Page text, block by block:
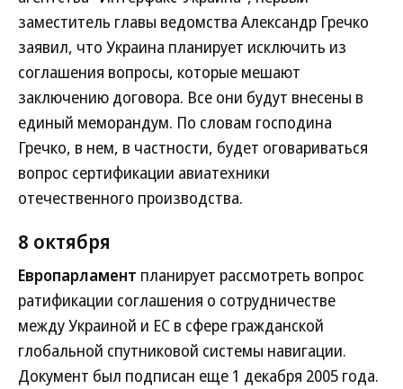
заместитель главы ведомства Александр Гречко
заявил, что Украина планирует исключить из
соглашения вопросы, которые мешают
заключению договора. Все они будут внесены в
единый меморандум. По словам господина
Гречко, в нем, в частности, будет оговариваться
вопрос сертификации авиатехники
отечественного производства.
8 октября
Европарламент планирует рассмотреть вопрос
ратификации соглашения о сотрудничестве
между Украиной и ЕС в сфере гражданской
глобальной спутниковой системы навигации.
Документ был подписан еще 1 декабря 2005 года.